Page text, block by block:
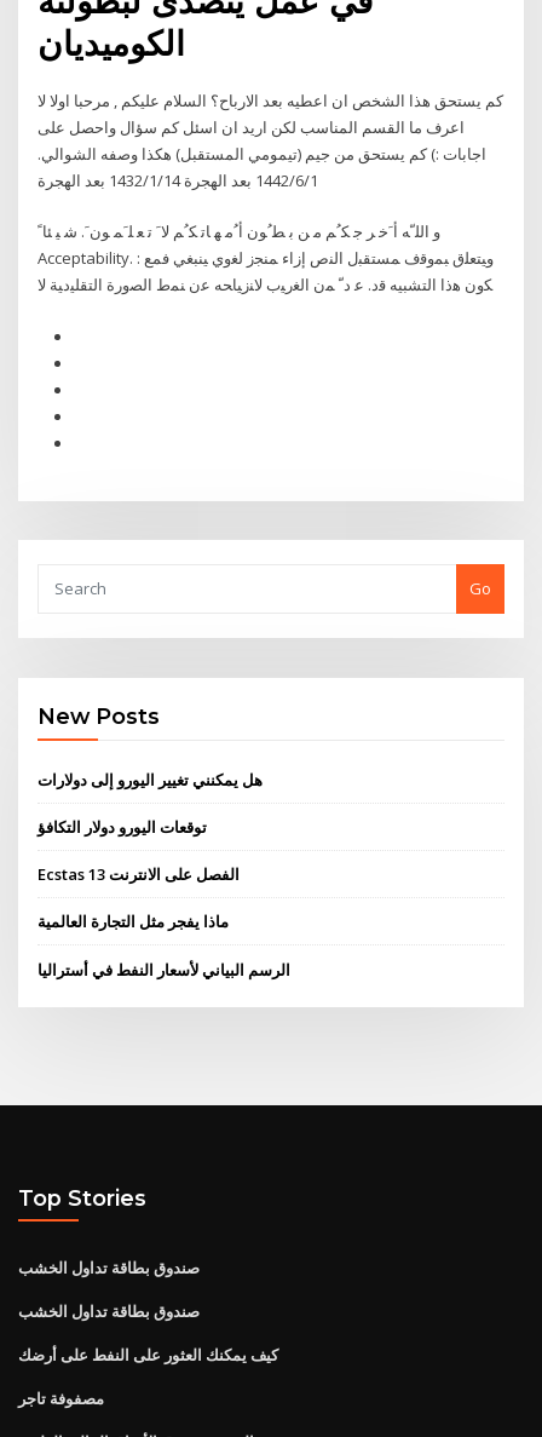
الكوميديان
كم يستحق هذا الشخص ان اعطيه بعد الارباح؟ السلام عليكم , مرحبا اولا لا
اعرف ما القسم المناسب لكن اريد ان اسئل كم سؤال واحصل على
اجابات :) كم يستحق من جيم (تيمومي المستقبل) هكذا وصفه الشوالي.
1‏‏/6‏‏/1442 بعد الهجرة 14‏‏/1‏‏/1432 بعد الهجرة
ﻭ ﺍﻟﻠﹼﻪ ﺃﹶﺧ ﺮ ﺟ ﻜﹸﻢ ﻣ ﻦ ﺑ ﻄﹸﻮﻥ ﺃﹸﻣ ﻬ ﺎﺗ ﻜﹸﻢ ﻻﹶ ﺗ ﻌ ﻠﹶﻤ ﻮﻥﹶ. ﺷ ﻴ ﺌﺎﹰ
Acceptability. : ﻭﻴﺘﻌﻠﻕ ﺒﻤﻭﻗﻑ ﻤﺴﺘﻘﺒل ﺍﻟﻨﺹ ﺇﺯﺍﺀ ﻤﻨﺠﺯ ﻟﻐﻭﻱ ﻴﻨﺒﻐﻲ ﻓﻤﻊ
ﻜﻭﻥ ﻫﺫﺍ ﺍﻟﺘﺸﺒﻴﻪ ﻗﺩ. ﻋ ﺩ ّ ﻤﻥ ﺍﻟﻐﺭﻴﺏ ﻻﻨﺯﻴﺎﺤﻪ ﻋﻥ ﻨﻤﻁ ﺍﻟﺼﻭﺭﺓ ﺍﻟﺘﻘﻠﻴﺩﻴﺔ ﻻ
Go
New Posts
هل يمكنني تغيير اليورو إلى دولارات
توقعات اليورو دولار التكافؤ
Ecstas الفصل على الانترنت 13
ماذا يفجر مثل التجارة العالمية
الرسم البياني لأسعار النفط في أستراليا
Top Stories
صندوق بطاقة تداول الخشب
صندوق بطاقة تداول الخشب
كيف يمكنك العثور على النفط على أرضك
مصفوفة تاجر